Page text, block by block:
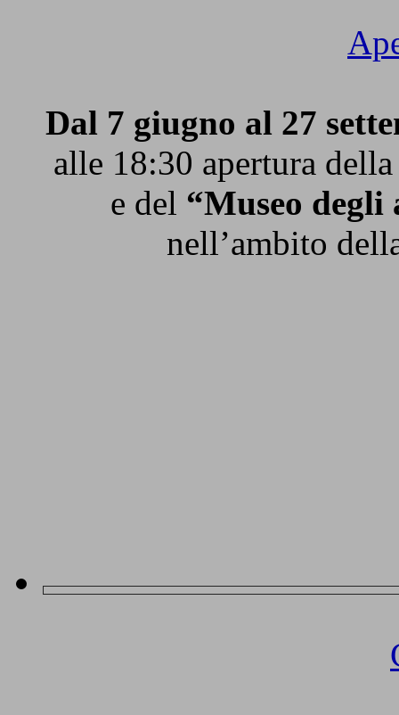
Dal 7 giugno al 27
alle 18:30 apertura
e del “Museo degli
nell’ambito